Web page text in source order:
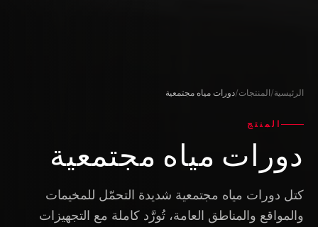
الرئيسية/المنتجات/دورات مياه مجتمعية
المنتج
دورات مياه مجتمعية
كتل دورات مياه مجتمعية شديدة التحمّل للمخيمات
والمواقع والمناطق العامة، تُورَّد كاملة مع التجهيزات